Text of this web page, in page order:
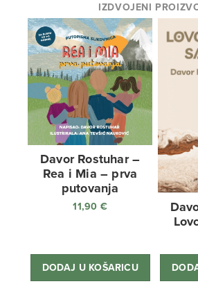
IZDVOJENI
Davor Rostuhar –
Rea i Mia – prva
putovanja
11,90 €
DODAJ U KOŠARICU